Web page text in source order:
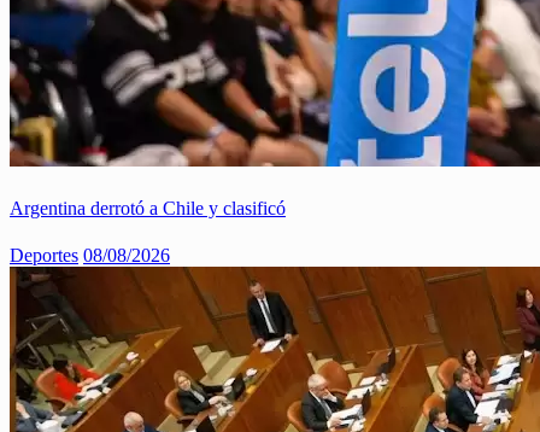
Argentina derrotó a Chile y clasificó
Deportes 08/08/2026